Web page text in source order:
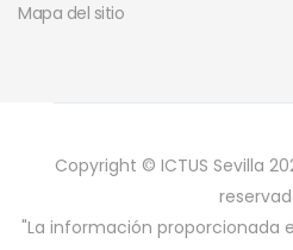
Mapa del sitio
Copyright © ICTUS Sevilla
"La información proporcionada